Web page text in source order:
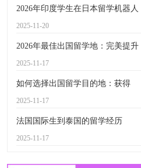
2026年印度学生在日本留学机器人
2025-11-20
2026年最佳出国留学地：完美提升
2025-11-17
如何选择出国留学目的地：获得
2025-11-17
法国国际生到泰国的留学经历
2025-11-17